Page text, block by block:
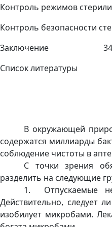
Контроль режимов
Контроль
Заключение 34
Список
В окружающей
содержатся миллиарды
соблюдение чистоты в
С точки зрения
разделить на следующие
1. Отпускаемые
Действительно, следует
изобилует микробами.